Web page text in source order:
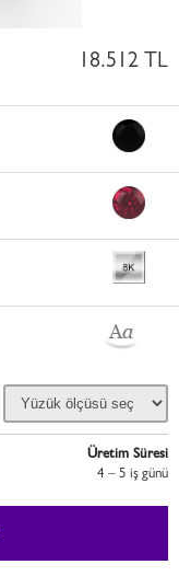
18.512 TL
Üretim Süresi
4 – 5 i̇ş günü